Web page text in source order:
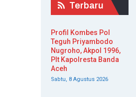
Terbaru
Profil Kombes Pol
Teguh Priyambodo
Nugroho, Akpol 1996,
Plt Kapolresta Banda
Aceh
Sabtu, 8 Agustus 2026